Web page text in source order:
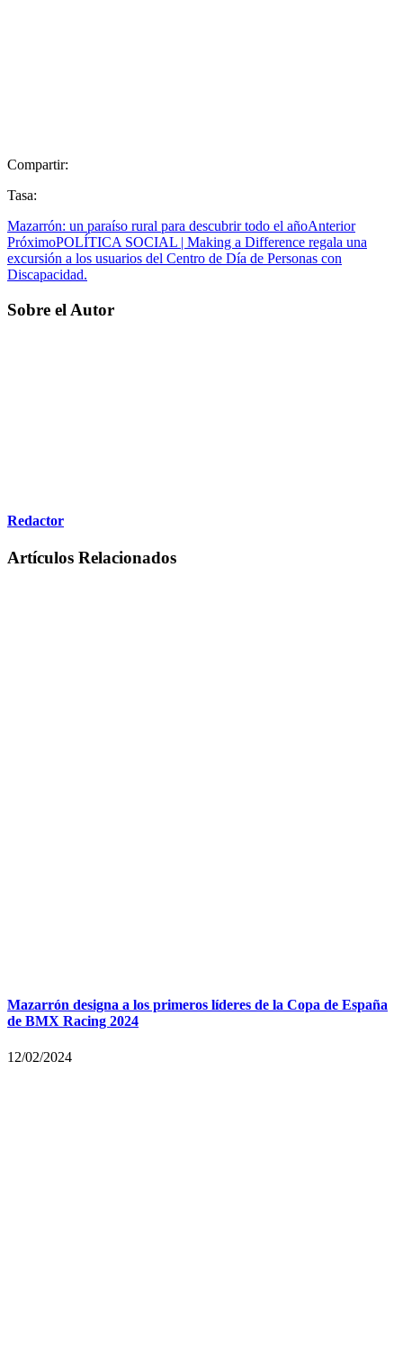
Compartir:
Tasa:
Mazarrón: un paraíso rural para descubrir todo el añoAnterior
PróximoPOLÍTICA SOCIAL | Making a Difference regala una
excursión a los usuarios del Centro de Día de Personas con
Discapacidad.
Sobre el Autor
Redactor
Artículos Relacionados
Mazarrón designa a los primeros líderes de la Copa de España
de BMX Racing 2024
12/02/2024